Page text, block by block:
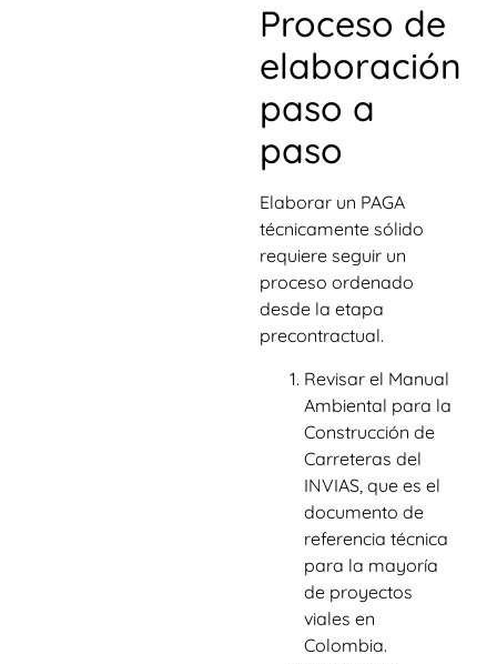
Proceso de
elaboración
paso a
paso
Elaborar un PAGA
técnicamente sólido
requiere seguir un
proceso ordenado
desde la etapa
precontractual.
Revisar el Manual
Ambiental para la
Construcción de
Carreteras del
INVIAS, que es el
documento de
referencia técnica
para la mayoría
de proyectos
viales en
Colombia.